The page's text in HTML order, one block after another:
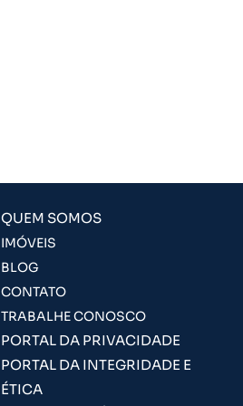
QUEM SOMOS
IMÓVEIS
BLOG
CONTATO
TRABALHE CONOSCO
PORTAL DA PRIVACIDADE
PORTAL DA INTEGRIDADE E
ÉTICA